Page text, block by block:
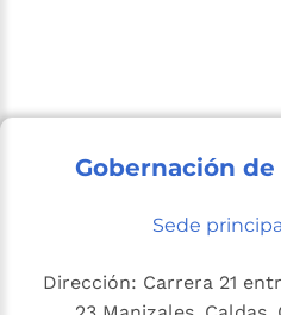
Gobernación de
Sede
Dirección: Carrera 21